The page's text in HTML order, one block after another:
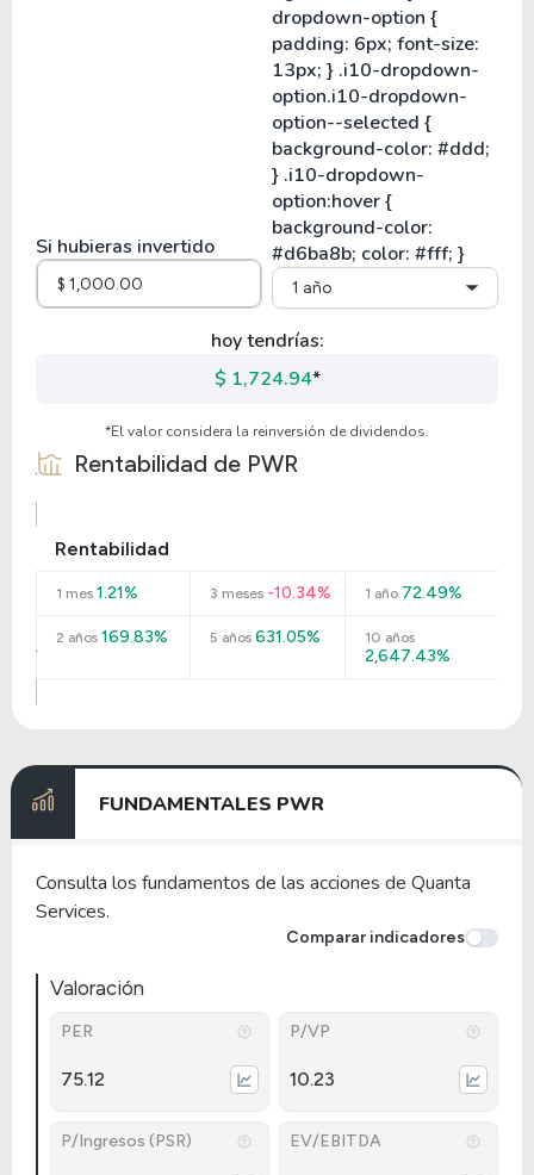
Si hubieras invertido
1 año
hoy tendrías:
$ 1,724.94*
*El valor considera la reinversión de dividendos.
Rentabilidad de PWR
Rentabilidad
1 mes 1.21% 3 meses -10.34% 1 año72.49%
2 años 169.83% 5 años 631.05% 10 años
2,647.43%
FUNDAMENTALES PWR
Consulta los fundamentos de las acciones de Quanta
Services.
Comparar indicadores
Valoración
PER
75.12
P/VP
10.23
P/Ingresos (PSR) EV/EBITDA